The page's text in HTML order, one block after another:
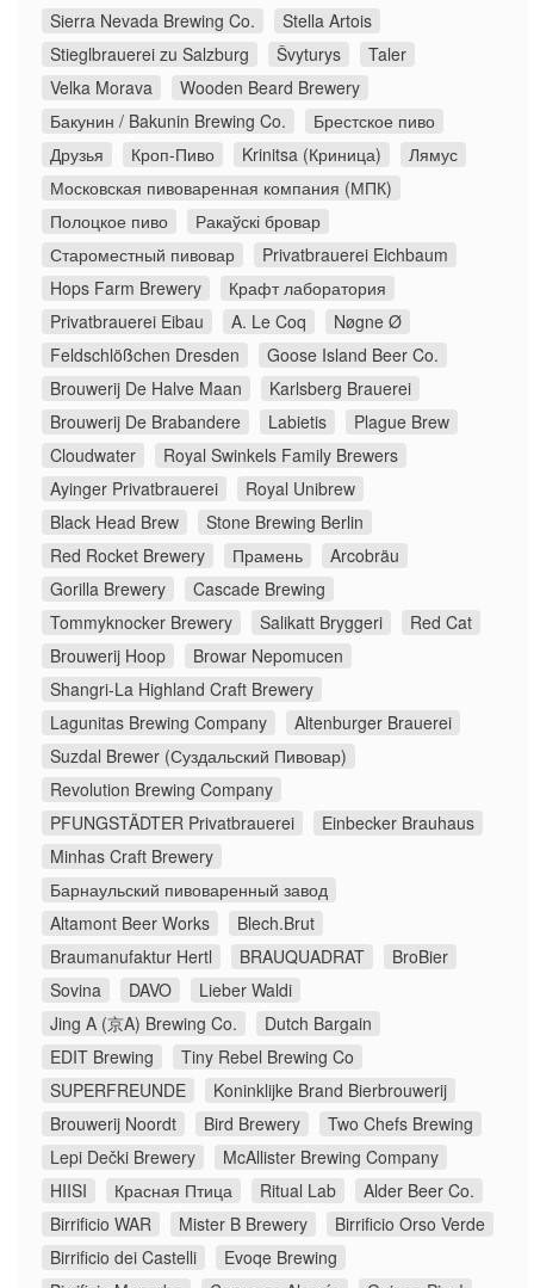
Sierra Nevada Brewing Co.
Stella Artois
Stieglbrauerei zu Salzburg
Švyturys
Taler
Velka Morava
Wooden Beard Brewery
Бакунин / Bakunin Brewing Co.
Брестское пиво
Друзья
Кроп-Пиво Krinitsa (Криница)
Лямус
Московская пивоваренная компания (МПК)
Полоцкое пиво
Ракаўскі бровар
Староместный пивовар
Privatbrauerei Eichbaum
Hops Farm Brewery
Крафт лаборатория
Privatbrauerei Eibau
A. Le Coq
Nøgne Ø
Feldschlößchen Dresden
Goose Island Beer Co.
Brouwerij De Halve Maan
Karlsberg Brauerei
Brouwerij De Brabandere
Labietis
Plague Brew
Cloudwater
Royal Swinkels Family Brewers
Ayinger Privatbrauerei
Royal Unibrew
Black Head Brew
Stone Brewing Berlin
Red Rocket Brewery
Прамень
Arcobräu
Gorilla Brewery
Cascade Brewing
Tommyknocker Brewery
Salikatt Bryggeri
Red Cat
Brouwerij Hoop
Browar Nepomucen
Shangri-La Highland Craft Brewery
Lagunitas Brewing Company
Altenburger Brauerei
Suzdal Brewer (Суздальский Пивовар)
Revolution Brewing Company
PFUNGSTÄDTER Privatbrauerei
Einbecker Brauhaus
Minhas Craft Brewery
Барнаульский пивоваренный завод
Altamont Beer Works
Blech.Brut
Braumanufaktur Hertl
BRAUQUADRAT
BroBier
Sovina
DAVO
Lieber Waldi
Jing A (京A) Brewing Co.
Dutch Bargain
EDIT Brewing
Tiny Rebel Brewing Co
SUPERFREUNDE
Koninklijke Brand Bierbrouwerij
Brouwerij Noordt
Bird Brewery
Two Chefs Brewing
Lepi Dečki Brewery
McAllister Brewing Company
HIISI
Красная Птица Ritual Lab
Alder Beer Co.
Birrificio WAR
Mister B Brewery
Birrificio Orso Verde
Birrificio dei Castelli
Evoqe Brewing